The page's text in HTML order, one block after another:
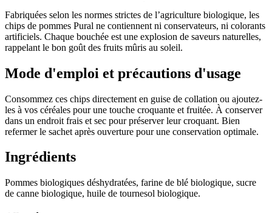
Fabriquées selon les normes strictes de l’agriculture biologique, les
chips de pommes Pural ne contiennent ni conservateurs, ni colorants
artificiels. Chaque bouchée est une explosion de saveurs naturelles,
rappelant le bon goût des fruits mûris au soleil.
Mode d'emploi et précautions d'usage
Consommez ces chips directement en guise de collation ou ajoutez-
les à vos céréales pour une touche croquante et fruitée. À conserver
dans un endroit frais et sec pour préserver leur croquant. Bien
refermer le sachet après ouverture pour une conservation optimale.
Ingrédients
Pommes biologiques déshydratées, farine de blé biologique, sucre
de canne biologique, huile de tournesol biologique.